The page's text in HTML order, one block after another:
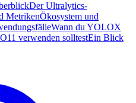
Der Ultralytics-
MetrikenÖkosystem und
Wann du YOLOX
verwenden solltestEin Blick